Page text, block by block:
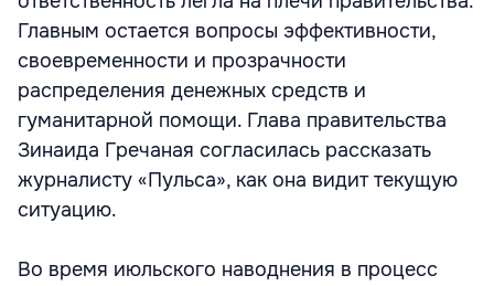
Главным остается вопросы эффективности,
своевременности и прозрачности
распределения денежных средств и
гуманитарной помощи. Глава правительства
Зинаида Гречаная согласилась рассказать
журналисту «Пульса», как она видит текущую
ситуацию.
Во время июльского наводнения в процесс